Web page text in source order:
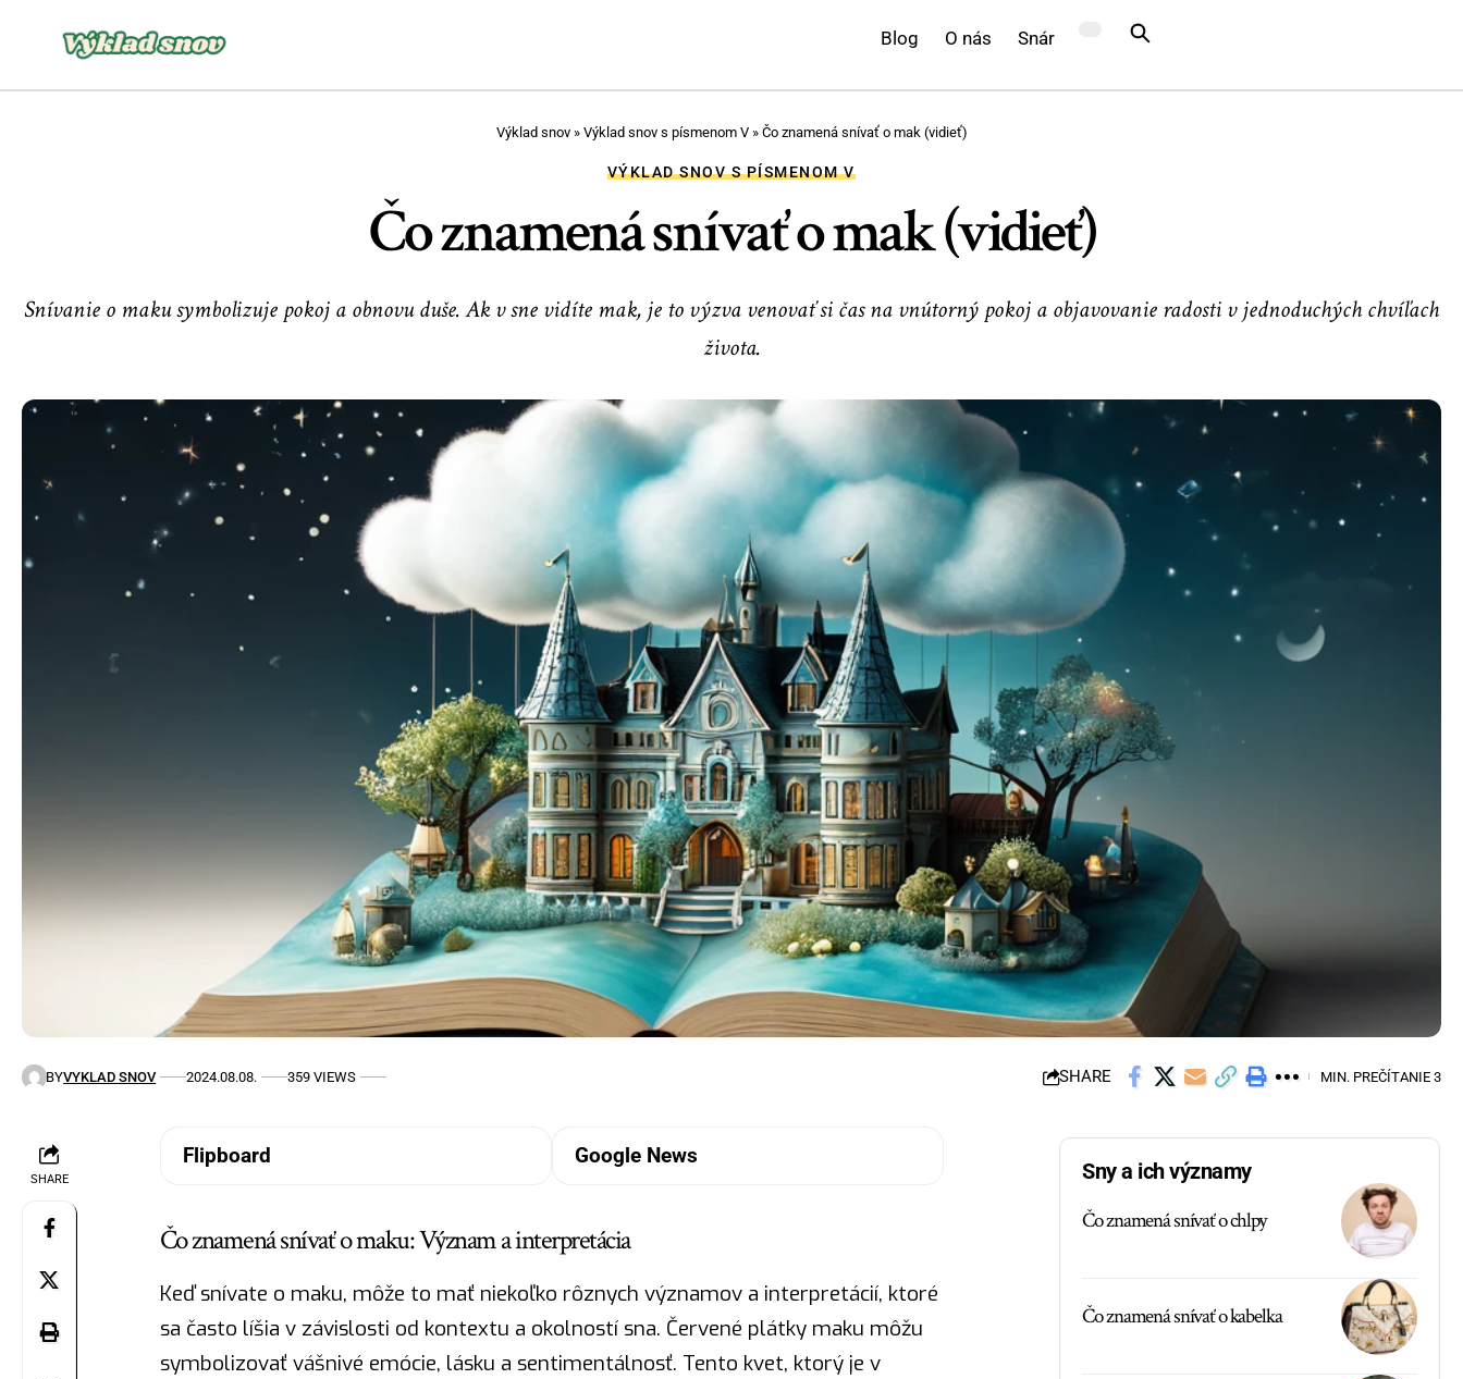
Blog O nás Snár
Výklad snov» Výklad snov s písmenom V» Čo znamená snívať o mak (vidieť)
VÝKLAD SNOV S PÍSMENOM V
Čo znamená snívať o mak (vidieť)
Snívanie o maku symbolizuje pokoj a obnovu duše. Ak v sne vidíte mak, je to výzva venovať si čas na vnútorný pokoj a objavovanie radosti v jednoduchých chvíľach
života.
BYVYKLAD SNOV 2024.08.08. 359 VIEWS SHARE MIN. PREČÍTANIE 3
SHARE
Flipboard Google News
Čo znamená snívať o maku: Význam a interpretácia
Keď snívate o maku, môže to mať niekoľko rôznych významov a interpretácií, ktoré
sa často líšia v závislosti od kontextu a okolností sna. Červené plátky maku môžu
symbolizovať vášnivé emócie, lásku a sentimentálnosť. Tento kvet, ktorý je v
Sny a ich významy
Čo znamená snívať o chlpy
Čo znamená snívať o kabelka